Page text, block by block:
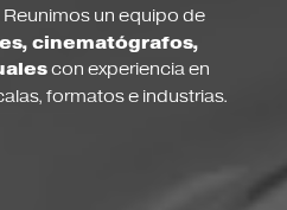
un equipo de
cinematógrafos,
con experiencia en
formatos e industrias.